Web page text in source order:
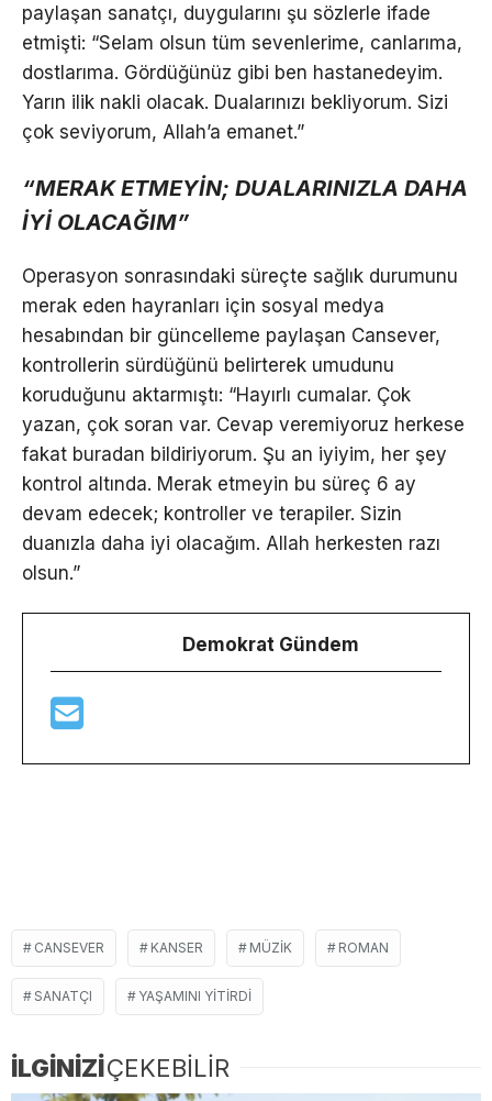
paylaşan sanatçı, duygularını şu sözlerle ifade
etmişti: “Selam olsun tüm sevenlerime, canlarıma,
dostlarıma. Gördüğünüz gibi ben hastanedeyim.
Yarın ilik nakli olacak. Dualarınızı bekliyorum. Sizi
çok seviyorum, Allah’a emanet.”
“MERAK ETMEYİN; DUALARINIZLA DAHA
İYİ OLACAĞIM”
Operasyon sonrasındaki süreçte sağlık durumunu
merak eden hayranları için sosyal medya
hesabından bir güncelleme paylaşan Cansever,
kontrollerin sürdüğünü belirterek umudunu
koruduğunu aktarmıştı: “Hayırlı cumalar. Çok
yazan, çok soran var. Cevap veremiyoruz herkese
fakat buradan bildiriyorum. Şu an iyiyim, her şey
kontrol altında. Merak etmeyin bu süreç 6 ay
devam edecek; kontroller ve terapiler. Sizin
duanızla daha iyi olacağım. Allah herkesten razı
olsun.”
Demokrat Gündem
CANSEVER KANSER MÜZIK ROMAN
SANATÇI YAŞAMINI YITIRDI
İLGİNİZİÇEKEBİLİR